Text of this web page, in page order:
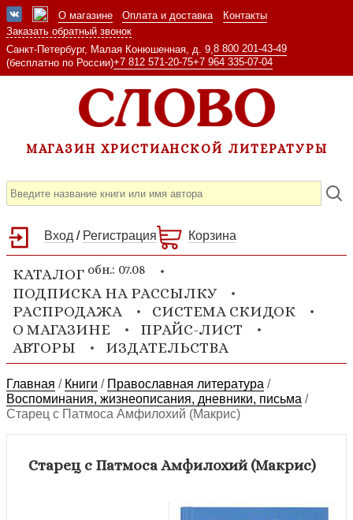
О магазине Оплата и доставка
Контакты
Заказать обратный звонок
Санкт-Петербург, Малая Конюшенная, д. 9, 8 800 201-43-49
(бесплатно по России)+7 812 571-20-75+7 964 335-07-04
МАГАЗИН ХРИСТИАНСКОЙ ЛИТЕРАТУРЫ
Вход / Регистрация Корзина
КАТАЛОГ обн.: 07.08
ПОДПИСКА НА РАССЫЛКУ
РАСПРОДАЖА
СИСТЕМА СКИДОК
О МАГАЗИНЕ
ПРАЙС-ЛИСТ
АВТОРЫ
ИЗДАТЕЛЬСТВА
Главная / Книги / Православная литература /
Воспоминания, жизнеописания, дневники, письма /
Старец с Патмоса Амфилохий (Макрис)
Старец с Патмоса Амфилохий (Макрис)